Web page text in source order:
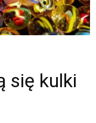
się kulki